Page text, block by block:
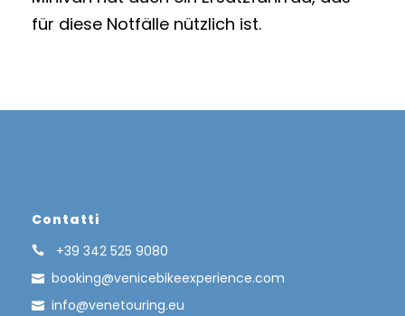
für diese Notfälle nützlich ist.
Contatti
+39 342 525 9080
booking@venicebikeexperience.com
info@venetouring.eu